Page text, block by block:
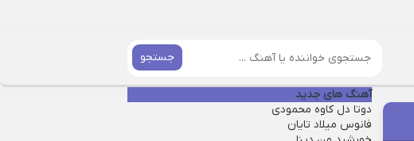
جستجو
آهنگ های جدید
دوتا دل کاوه محمودی
فانوس میلاد تایان